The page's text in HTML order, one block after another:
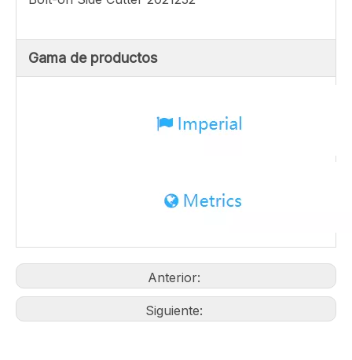
Gama de productos
Anterior:
Siguiente: